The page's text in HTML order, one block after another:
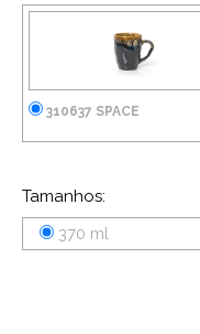
310637 SPACE
Tamanhos:
370 ml